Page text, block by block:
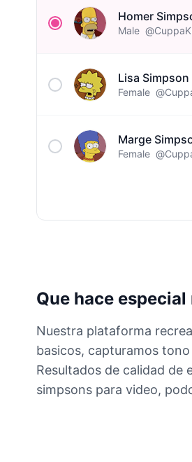
Homer
Male
Lisa Simpson
Female
Marge
Female
Que hace
Nuestra plataforma
basicos, capturamos
Resultados de calidad de
simpsons para video,